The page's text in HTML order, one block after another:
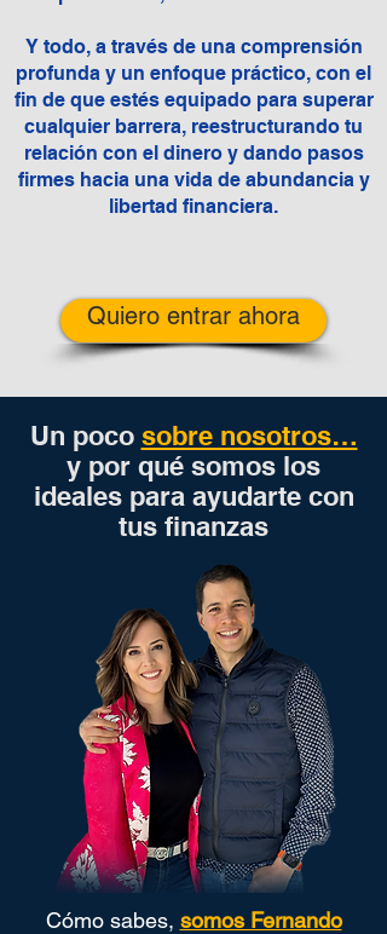
Y todo, a través de una comprensión
profunda y un enfoque práctico, con el
fin de que estés equipado para superar
cualquier barrera, reestructurando tu
relación con el dinero y dando pasos
firmes hacia una vida de abundancia y
libertad financiera.
Quiero entrar ahora
Un poco sobre nosotros…
y por qué somos los
ideales para ayudarte con
tus finanzas
Cómo sabes, somos Fernando